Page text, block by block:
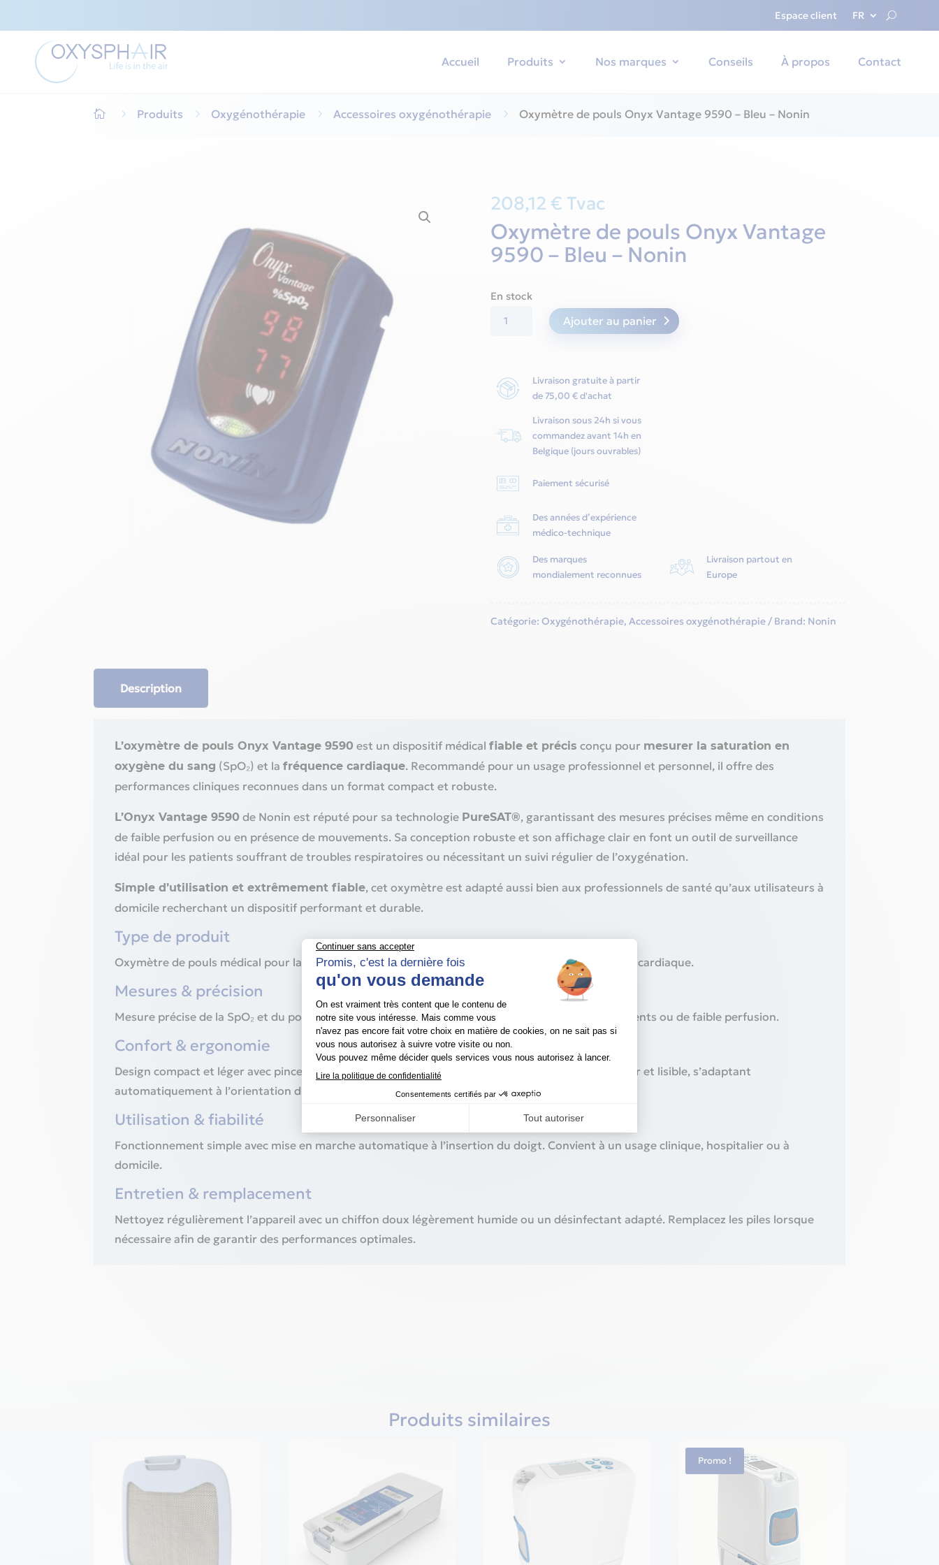
Espace client FR
Accueil Produits Nos marques Conseils À propos Contact
 5 Produits 5 Oxygénothérapie 5 Accessoires oxygénothérapie 5 Oxymètre de pouls Onyx Vantage 9590 – Bleu – Nonin
208,12 € Tvac
Oxymètre de pouls Onyx Vantage
9590 – Bleu – Nonin
En stock
quantité
pouls
Vantage
Bleu
Nonin
Ajouter au panier
Livraison gratuite à partir
de 75,00 € d'achat
Livraison sous 24h si vous
commandez avant 14h en
Belgique (jours ouvrables)
Paiement sécurisé
Des années d’expérience
médico-technique
Des marques
mondialement reconnues
Livraison partout en
Europe
Catégorie: Oxygénothérapie, Accessoires oxygénothérapie Brand: Nonin
Description
L’oxymètre de pouls Onyx Vantage 9590 est un dispositif médicalfiable et précis conçu pour mesurer la saturation en
oxygène du sang (SpO₂) et lafréquence cardiaque. Recommandé pour un usage professionnel et personnel, il offre des
performances cliniques reconnues dans un format compact et robuste.
L’Onyx Vantage 9590 de Nonin est réputé pour sa technologie PureSAT®, garantissant des mesures précises même en conditions
de faible perfusion ou en présence de mouvements. Sa conception robuste et son affichage clair en font un outil de surveillance
idéal pour les patients souffrant de troubles respiratoires ou nécessitant un suivi régulier de l’oxygénation.
Simple d’utilisation et extrêmement fiable, cet oxymètre est adapté aussi bien aux professionnels de santé qu’aux utilisateurs à
domicile recherchant un dispositif performant et durable.
Type de produit
Oxymètre de pouls médical pour la mesure de la saturation en oxygène (SpO₂) et de la fréquence cardiaque.
Mesures & précision
Mesure précise de la SpO₂ et du pouls grâce à la technologie PureSAT®, même en cas de mouvements ou de faible perfusion.
Confort & ergonomie
Design compact et léger avec pince confortable pour une utilisation prolongée. Affichage LED clair et lisible, s’adaptant
automatiquement à l’orientation du doigt.
Utilisation & fiabilité
Fonctionnement simple avec mise en marche automatique à l’insertion du doigt. Convient à un usage clinique, hospitalier ou à
domicile.
Entretien & remplacement
Nettoyez régulièrement l’appareil avec un chiffon doux légèrement humide ou un désinfectant adapté. Remplacez les piles lorsque
nécessaire afin de garantir des performances optimales.
Produits similaires
Promo !